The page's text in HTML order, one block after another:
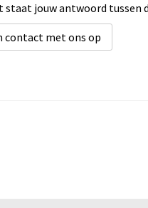
staat jouw antwoord tussen
contact met ons op